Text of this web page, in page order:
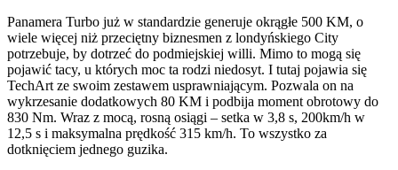
Panamera Turbo już w standardzie generuje okrągłe 500 KM, o
wiele więcej niż przeciętny biznesmen z londyńskiego City
potrzebuje, by dotrzeć do podmiejskiej willi. Mimo to mogą się
pojawić tacy, u których moc ta rodzi niedosyt. I tutaj pojawia się
TechArt ze swoim zestawem usprawniającym. Pozwala on na
wykrzesanie dodatkowych 80 KM i podbija moment obrotowy do
830 Nm. Wraz z mocą, rosną osiągi – setka w 3,8 s, 200km/h w
12,5 s i maksymalna prędkość 315 km/h. To wszystko za
dotknięciem jednego guzika.